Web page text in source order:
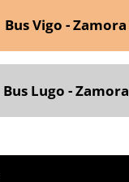
Bus Vigo - Zamora
Bus Lugo - Zamora